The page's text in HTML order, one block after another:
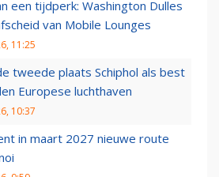
een tijdperk: Washington Dulles
van Mobile Lounges
11:25
tweede plaats Schiphol als best
Europese luchthaven
10:37
in maart 2027 nieuwe route